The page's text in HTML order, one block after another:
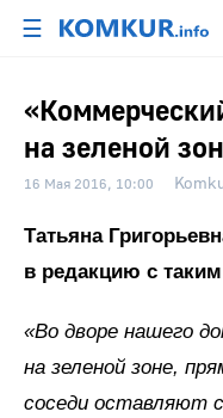
☰
на зеленой
16 Мая 2016, 10:00
Татьяна
в редакцию с
«Во дворе нашего
на зеленой зоне,
соседи оставляют